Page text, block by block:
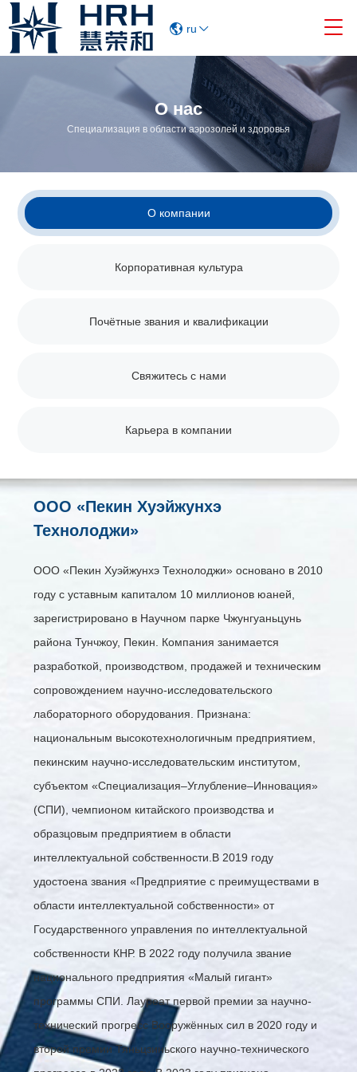
ru 
О нас
Специализация в области аэрозолей и здоровья
О компании
Корпоративная культура
Почётные звания и квалификации
Свяжитесь с нами
Карьера в компании
ООО «Пекин Хуэйжунхэ
Технолоджи»
ООО «Пекин Хуэйжунхэ Технолоджи» основано в 2010
году с уставным капиталом 10 миллионов юаней,
зарегистрировано в Научном парке Чжунгуаньцунь
района Тунчжоу, Пекин. Компания занимается
разработкой, производством, продажей и техническим
сопровождением научно-исследовательского
лабораторного оборудования. Признана:
национальным высокотехнологичным предприятием,
пекинским научно-исследовательским институтом,
субъектом «Специализация–Углубление–Инновация»
(СПИ), чемпионом китайского производства и
образцовым предприятием в области
интеллектуальной собственности.В 2019 году
удостоена звания «Предприятие с преимуществами в
области интеллектуальной собственности» от
Государственного управления по интеллектуальной
собственности КНР. В 2022 году получила звание
национального предприятия «Малый гигант»
программы СПИ. Лауреат первой премии за научно-
технический прогресс Вооружённых сил в 2020 году и
второй премии Тяньцзиньского научно-технического
0
1
2
1
2
0
1
2
3
1
2
0
30
0